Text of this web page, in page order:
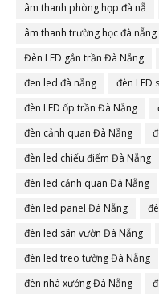
âm thanh phòng họp đà nẵ
âm thanh trường học đà nẵng
Đèn LED gắn trần Đà Nẵng
đen led đà nẵng
đèn LED
đèn LED ốp trần Đà Nẵng
đèn cảnh quan Đà Nẵng
đèn led chiếu điểm Đà Nẵng
đèn led cảnh quan Đà Nẵng
đèn led panel Đà Nẵng
đèn led sân vườn Đà Nẵng
đèn led treo tường Đà Nẵng
đèn nhà xưởng Đà Nẵng